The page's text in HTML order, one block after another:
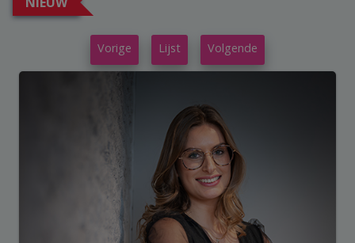
Vorige Lijst Volgende